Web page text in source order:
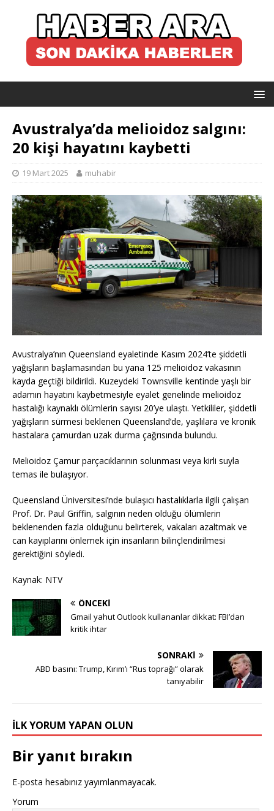
Avustralya’da melioidoz salgını:
20 kişi hayatını kaybetti
19 Mart 2025 muhabir
Avustralya’nın Queensland eyaletinde Kasım 2024’te şiddetli
yağışların başlamasından bu yana 125 melioidoz vakasının
kayda geçtiği bildirildi. Kuzeydeki Townsville kentinde yaşlı bir
adamın hayatını kaybetmesiyle eyalet genelinde melioidoz
hastalığı kaynaklı ölümlerin sayısı 20’ye ulaştı. Yetkililer, şiddetli
yağışların sürmesi beklenen Queensland’de, yaşlılara ve kronik
hastalara çamurdan uzak durma çağrısında bulundu.
Melioidoz Çamur parçacıklarının solunması veya kirli suyla
temas ile bulaşıyor.
Queensland Üniversitesi’nde bulaşıcı hastalıklarla ilgili çalışan
Prof. Dr. Paul Griffin, salgının neden olduğu ölümlerin
beklenenden fazla olduğunu belirterek, vakaları azaltmak ve
can kayıplarını önlemek için insanların bilinçlendirilmesi
gerektiğini söyledi.
Kaynak: NTV
ÖNCEKI
Gmail yahut Outlook kullananlar dikkat: FBI’dan
kritik ihtar
SONRAKI
ABD basını: Trump, Kırım’ı “Rus toprağı” olarak
tanıyabilir
İLK YORUM YAPAN OLUN
Bir yanıt bırakın
E-posta hesabınız yayımlanmayacak.
Yorum